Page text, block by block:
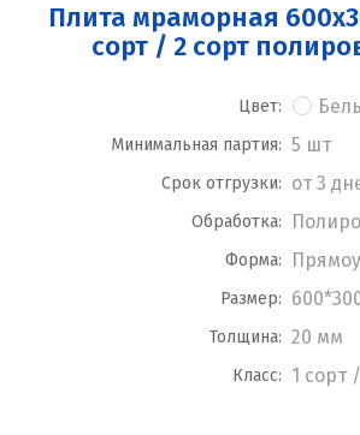
Плита мраморная
сорт / 2 сорт
Цвет:
Минимальная партия: 5 шт
Срок отгрузки: от 3
Обработка:
Форма:
Размер:
Толщина: 20 мм
Класс: 1 сорт